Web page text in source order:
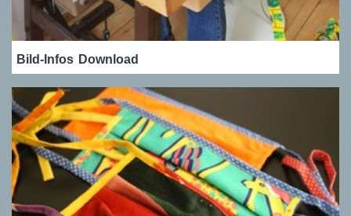
Bild-Infos Download